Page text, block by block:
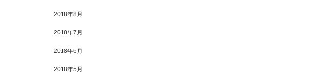
2018年8月
2018年7月
2018年6月
2018年5月